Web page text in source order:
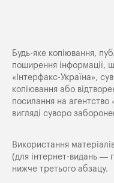
Будь-яке копiювання,
поширення iнформацiї,
«Iнтерфакс-Україна»,
копіювання або
посилання на агентство
вигляді суворо
Використання
(для інтернет-видань —
нижче третього абзацу.